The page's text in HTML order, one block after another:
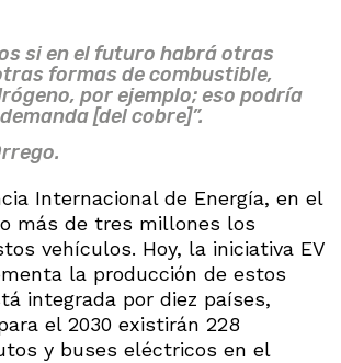
si en el futuro habrá otras
formas de combustible,
por ejemplo; eso podría
[del cobre]”.
Internacional de Energía, en el
más de tres millones los
vehículos. Hoy, la iniciativa EV
la producción de estos
integrada por diez países,
el 2030 existirán 228
y buses eléctricos en el